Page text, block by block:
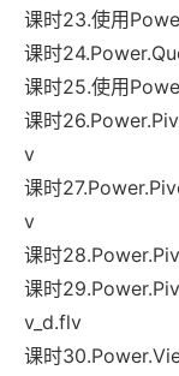
课时23.使用
课时
课时25.使用
课时
v
课时
v
课时
课时
v_d.flv
课时